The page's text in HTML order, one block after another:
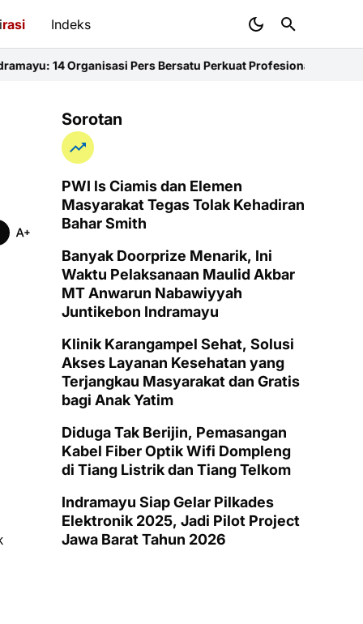
rasi Indeks
Pers Bersatu Perkuat Profesionalisme dan KEJDiduga
Sorotan
PWI ls Ciamis dan Elemen
Masyarakat Tegas Tolak Kehadiran
Bahar Smith
Banyak Doorprize Menarik, Ini
Waktu Pelaksanaan Maulid Akbar
MT Anwarun Nabawiyyah
Juntikebon Indramayu
Klinik Karangampel Sehat, Solusi
Akses Layanan Kesehatan yang
Terjangkau Masyarakat dan Gratis
bagi Anak Yatim
Diduga Tak Berijin, Pemasangan
Kabel Fiber Optik Wifi Dompleng
di Tiang Listrik dan Tiang Telkom
Indramayu Siap Gelar Pilkades
Elektronik 2025, Jadi Pilot Project
Jawa Barat Tahun 2026